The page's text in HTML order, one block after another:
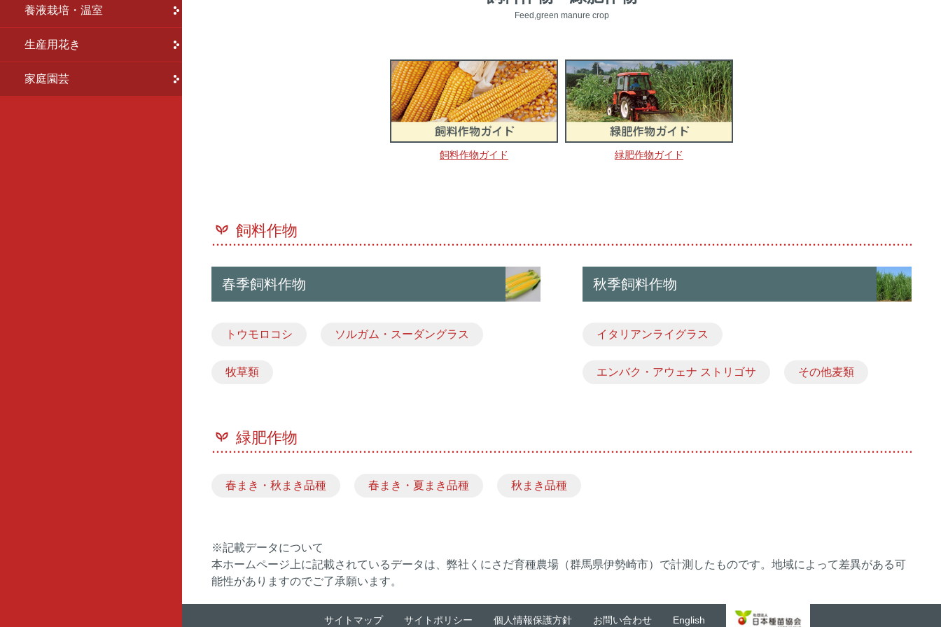
養液栽培・温室
生産用花き
家庭園芸
Feed,green manure crop
飼料作物ガイド 緑肥作物ガイド
飼料作物
春季飼料作物
トウモロコシ ソルガム・スーダングラス
牧草類
秋季飼料作物
イタリアンライグラス
エンバク・アウェナ ストリゴサ その他麦類
緑肥作物
春まき・秋まき品種 春まき・夏まき品種 秋まき品種
※記載データについて
本ホームページ上に記載されているデータは、弊社くにさだ育種農場（群馬県伊勢崎市）で計測したものです。地域によって差異がある可
能性がありますのでご了承願います。
サイトマップ サイトポリシー 個人情報保護方針 お問い合わせ English